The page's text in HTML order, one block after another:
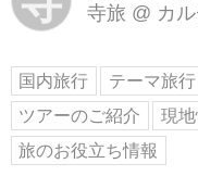
寺旅 @ カ
国内旅行 テーマ旅行
ツアーのご紹介
現
旅のお役立ち情報